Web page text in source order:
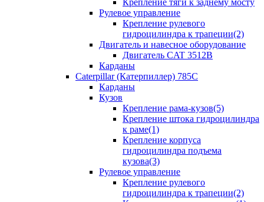
Крепление тяги к заднему мосту
Рулевое управление
Крепление рулевого
гидроцилиндра к трапеции(2)
Двигатель и навесное оборудование
Двигатель CAT 3512B
Карданы
Caterpillar (Катерпиллер) 785C
Карданы
Кузов
Крепление рама-кузов(5)
Крепление штока гидроцилиндра
к раме(1)
Крепление корпуса
гидроцилиндра подъема
кузова(3)
Рулевое управление
Крепление рулевого
гидроцилиндра к трапеции(2)